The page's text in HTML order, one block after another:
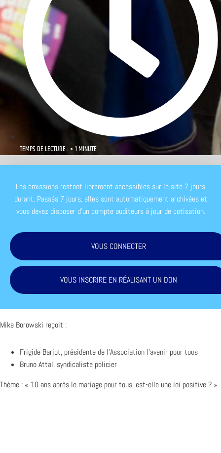
TEMPS DE LECTURE : < 1 MINUTE
Les émissions restent librement accessibles sur le site 7 jours
durant. Passés 7 jours, elles sont automatiquement archivées et
vous devez disposer d'un compte auditeurs à jour de cotisation.
VOUS CONNECTER
VOUS INSCRIRE EN RÉALISANT UN DON
Mike Borowski reçoit :
Frigide Barjot, présidente de l’Association l’avenir pour tous
Bruno Attal, syndicaliste policier
Thème : « 10 ans après le mariage pour tous, est-elle une loi positive ? »